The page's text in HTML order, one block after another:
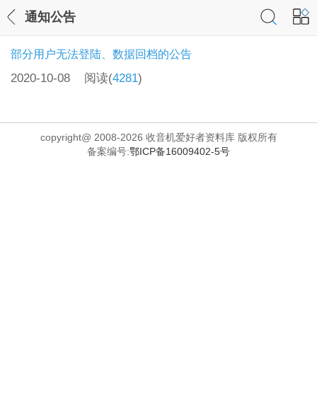
通知公告
部分用户无法登陆、数据回档的公告
2020-10-08 阅读(4281)
copyright@ 2008-2026 收音机爱好者资料库 版权所有
备案编号:鄂ICP备16009402-5号